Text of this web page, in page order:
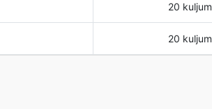
20 kuljum
20 kuljum